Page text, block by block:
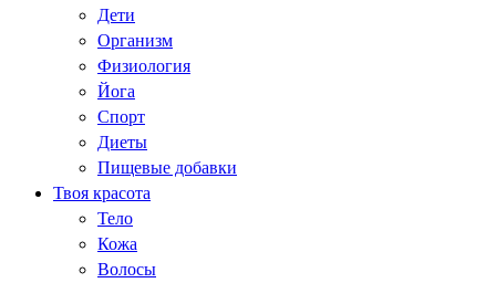
Дети
Организм
Физиология
Йога
Спорт
Диеты
Пищевые добавки
Твоя красота
Тело
Кожа
Волосы